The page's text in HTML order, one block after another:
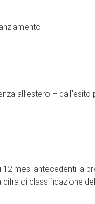
all’estero – dall’esito
mesi antecedenti la
di classificazione